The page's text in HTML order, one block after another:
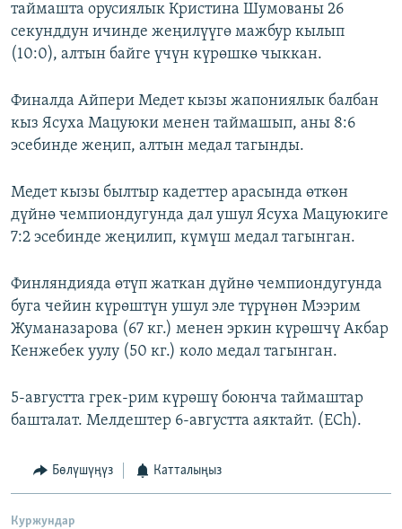
таймашта орусиялык Кристина Шумованы 26
секунддун ичинде жеңилүүгө мажбур кылып
(10:0), алтын байге үчүн күрөшкө чыккан.
Финалда Айпери Медет кызы жапониялык балбан
кыз Ясуха Мацуюки менен таймашып, аны 8:6
эсебинде жеңип, алтын медал тагынды.
Медет кызы былтыр кадеттер арасында өткөн
дүйнө чемпиондугунда дал ушул Ясуха Мацуюкиге
7:2 эсебинде жеңилип, күмүш медал тагынган.
Финляндияда өтүп жаткан дүйнө чемпиондугунда
буга чейин күрөштүн ушул эле түрүнөн Мээрим
Жуманазарова (67 кг.) менен эркин күрөшчү Акбар
Кенжебек уулу (50 кг.) коло медал тагынган.
5-августта грек-рим күрөшү боюнча таймаштар
башталат. Мелдештер 6-августта аяктайт. (ECh).
Бөлүшүңүз Катталыңыз
Куржундар